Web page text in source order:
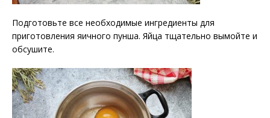
Подготовьте все необходимые ингредиенты для
приготовления яичного пунша. Яйца тщательно вымойте и
обсушите.